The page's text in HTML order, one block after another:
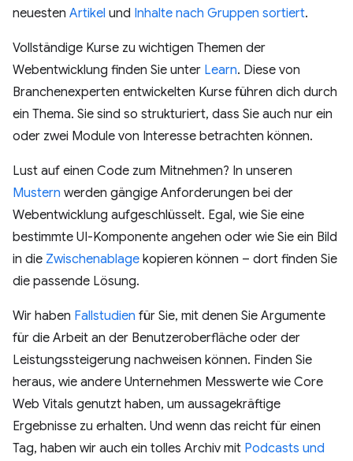
neuesten Artikel und Inhalte nach Gruppen sortiert.
Vollständige Kurse zu wichtigen Themen der
Webentwicklung finden Sie unter Learn. Diese von
Branchenexperten entwickelten Kurse führen dich durch
ein Thema. Sie sind so strukturiert, dass Sie auch nur ein
oder zwei Module von Interesse betrachten können.
Lust auf einen Code zum Mitnehmen? In unseren
Mustern werden gängige Anforderungen bei der
Webentwicklung aufgeschlüsselt. Egal, wie Sie eine
bestimmte UI-Komponente angehen oder wie Sie ein Bild
in die Zwischenablage kopieren können – dort finden Sie
die passende Lösung.
Wir haben Fallstudien für Sie, mit denen Sie Argumente
für die Arbeit an der Benutzeroberfläche oder der
Leistungssteigerung nachweisen können. Finden Sie
heraus, wie andere Unternehmen Messwerte wie Core
Web Vitals genutzt haben, um aussagekräftige
Ergebnisse zu erhalten. Und wenn das reicht für einen
Tag, haben wir auch ein tolles Archiv mit Podcasts und